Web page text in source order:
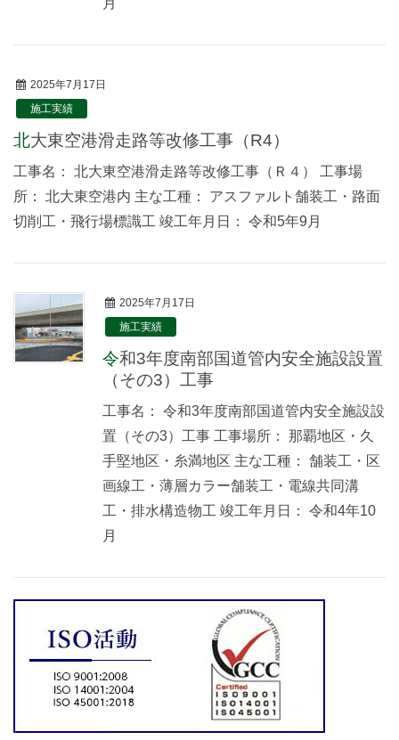
月
2025年7月17日
施工実績
北大東空港滑走路等改修工事（R4）
工事名： 北大東空港滑走路等改修工事（Ｒ４） 工事場
所： 北大東空港内 主な工種： アスファルト舗装工・路面
切削工・飛行場標識工 竣工年月日： 令和5年9月
2025年7月17日
施工実績
令和3年度南部国道管内安全施設設置
（その3）工事
工事名： 令和3年度南部国道管内安全施設設
置（その3）工事 工事場所： 那覇地区・久
手堅地区・糸満地区 主な工種： 舗装工・区
画線工・薄層カラー舗装工・電線共同溝
工・排水構造物工 竣工年月日： 令和4年10
月